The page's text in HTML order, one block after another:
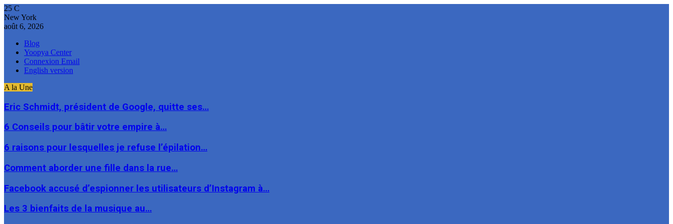
25 C
New York
août 6, 2026
Blog
Yoopya Center
Connexion Email
English version
A la Une
Eric Schmidt, président de Google, quitte ses…
6 Conseils pour bâtir votre empire à…
6 raisons pour lesquelles je refuse l’épilation…
Comment aborder une fille dans la rue…
Facebook accusé d’espionner les utilisateurs d’Instagram à…
Les 3 bienfaits de la musique au…